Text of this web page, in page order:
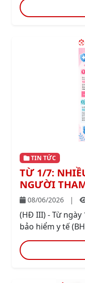
TIN TỨC
TỪ 1/7:
NGƯỜI
08/06/2026 |
(HĐ III) - Từ
bảo hiểm y tế